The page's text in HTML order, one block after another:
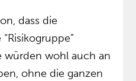
dass die
würden wohl auch an
ohne die ganzen